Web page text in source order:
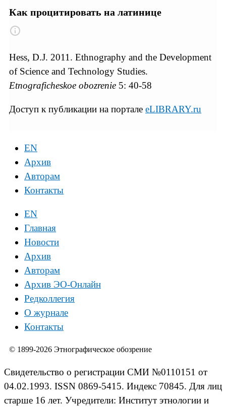
Как процитировать на латинице
Hess, D.J. 2011. Ethnography and the Development
of Science and Technology Studies.
Etnograficheskoe obozrenie 5: 40-58
Доступ к публикации на портале eLIBRARY.ru
EN
Архив
Авторам
Контакты
EN
Главная
Новости
Архив
Авторам
Архив ЭО-Онлайн
Редколлегия
О журнале
Контакты
© 1899-2026 Этнографическое обозрение
Свидетельство о регистрации СМИ №0110151 от
04.02.1993. ISSN 0869-5415. Индекс 70845. Для лиц
старше 16 лет. Учредители: Институт этнологии и